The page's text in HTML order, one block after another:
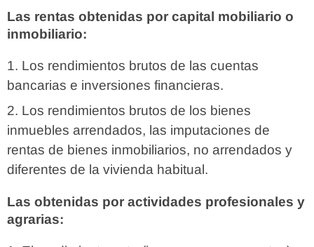
Las rentas obtenidas por capital mobiliario o
inmobiliario:
Los rendimientos brutos de las cuentas
bancarias e inversiones financieras.
Los rendimientos brutos de los bienes
inmuebles arrendados, las imputaciones de
rentas de bienes inmobiliarios, no arrendados y
diferentes de la vivienda habitual.
Las obtenidas por actividades profesionales y
agrarias: